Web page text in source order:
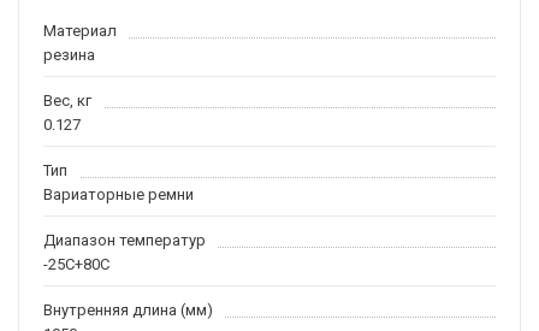
Материал
резина
Вес, кг
0.127
Тип
Вариаторные ремни
Диапазон температур
-25С+80С
Внутренняя длина (мм)